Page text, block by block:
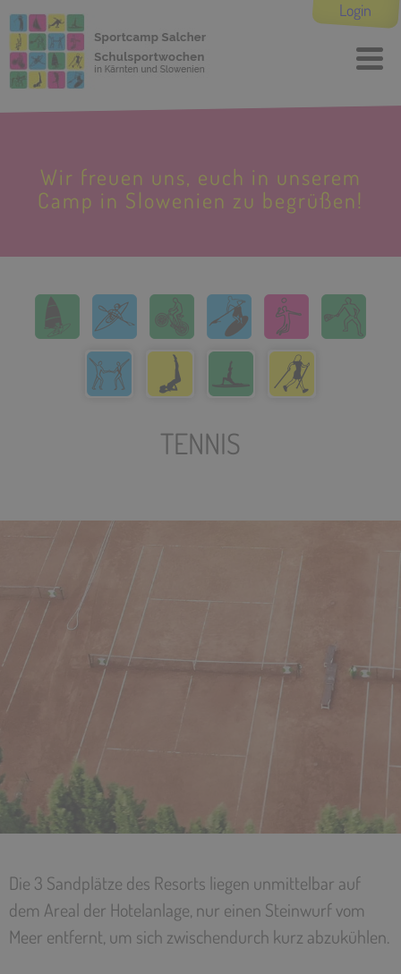
Login
Wir freuen uns, euch in unserem
Camp in Slowenien zu begrüßen!
TENNIS
Die 3 Sandplätze des Resorts liegen unmittelbar auf
dem Areal der Hotelanlage, nur einen Steinwurf vom
Meer entfernt, um sich zwischendurch kurz abzukühlen.